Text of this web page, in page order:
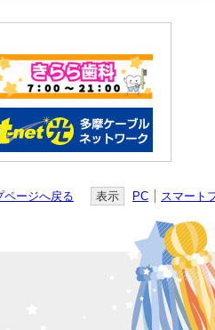
ページへ戻る 表示 PC スマート